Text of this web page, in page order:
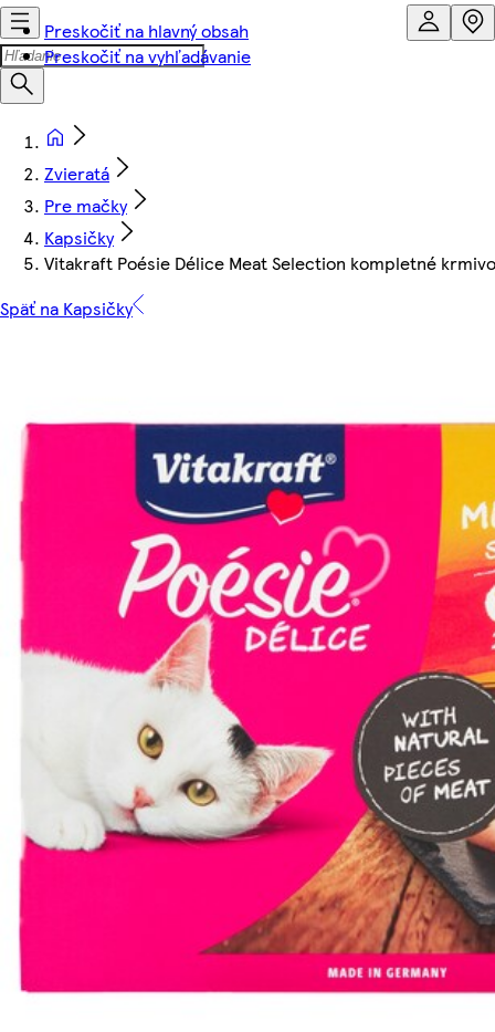
Preskočiť na hlavný obsah
Preskočiť na vyhľadávanie
Zvieratá
Pre mačky
Kapsičky
Vitakraft Poésie Délice Meat Selection kompletné
Späť na Kapsičky